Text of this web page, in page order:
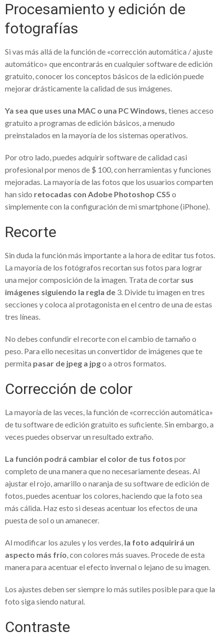
casa? Mira cuál elegir
Fundación Sonigas apoya a los más
Alba Elvira Lorenzana y su hambre de ser
El uso de VPN en tiempos de pandemia
Simulador de pensiones- Todo lo que
tienes que saber
Sap para pymes: La solución para
Hugo César Villanueva Cantón:
Financika experiencias reales : una
inversión segura
Franquicias de ropa para niños – Gran
Cerradura invisible con mando a distancia
– Seguridad y protección a tu propiedad
Tablas paddle surf hinchables – Deportes
acuáticos para niños
Ascencio?
Golf courses in Spain – Criterios para
escoger el mejor
empresarial de Seidor Business One
Mejores campos de golf de España que
Los mejores mariachis en Bogotá
esperan por ti
Alquiler de videowall en Barcelona –
Mostrando a todos lo que se desea
Elige los accesorios de tu bebé con un
catálogo Petit Praia
Mobiliario de diseño Vondom: ¿cómo
decorar una barra de bar?
Casa Vicens, nuevo museo de Antonio
Gaudí – Visita obligada al pasado catalán
Procesamiento y edición de
fotografías
Si vas más allá de la función de «corrección automática / ajuste
automático» que encontrarás en cualquier software de edición
gratuito, conocer los conceptos básicos de la edición puede
mejorar drásticamente la calidad de sus imágenes.
Ya sea que uses una MAC o una PC Windows, tienes acceso
gratuito a programas de edición básicos, a menudo
preinstalados en la mayoría de los sistemas operativos.
Por otro lado, puedes adquirir software de calidad casi
profesional por menos de $ 100, con herramientas y funciones
mejoradas. La mayoría de las fotos que los usuarios comparten
han sido retocadas con Adobe Photoshop CS5 o
simplemente con la configuración de mi smartphone (iPhone).
Recorte
Sin duda la función más importante a la hora de editar tus fotos.
La mayoría de los fotógrafos recortan sus fotos para lograr
una mejor composición de la imagen. Trata de cortar sus
imágenes siguiendo la regla de 3. Divide tu imagen en tres
secciones y coloca al protagonista en el centro de una de estas
tres líneas.
No debes confundir el recorte con el cambio de tamaño o
peso. Para ello necesitas un convertidor de imágenes que te
permita pasar de jpeg a jpgo a otros formatos.
Corrección de color
La mayoría de las veces, la función de «corrección automática»
de tu software de edición gratuito es suficiente. Sin embargo, a
veces puedes observar un resultado extraño.
La función podrá cambiar el color de tus fotos por
completo de una manera que no necesariamente deseas. Al
ajustar el rojo, amarillo o naranja de su software de edición de
fotos, puedes acentuar los colores, haciendo que la foto sea
más cálida. Haz esto si deseas acentuar los efectos de una
puesta de sol o un amanecer.
Al modificar los azules y los verdes, la foto adquirirá un
aspecto más frío, con colores más suaves. Procede de esta
manera para acentuar el efecto invernal o lejano de su imagen.
Los ajustes deben ser siempre lo más sutiles posible para que la
foto siga siendo natural.
Contraste